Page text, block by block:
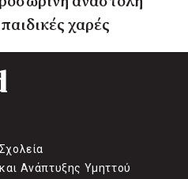
χαρές
Ανάπτυξης Υμηττού